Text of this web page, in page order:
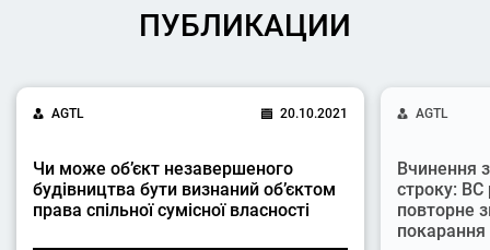
ПУБЛИКАЦИИ
AGTL 20.10.2021
Чи може об’єкт незавершеного
будівництва бути визнаний об’єктом
права спільної сумісної власності
AGTL
Вчинення
строку: ВС
повторне